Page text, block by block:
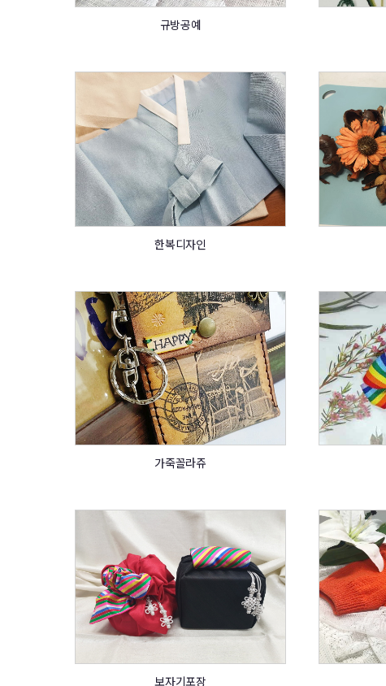
규방공예
한복디자인
가죽꼴라쥬
보자기포장